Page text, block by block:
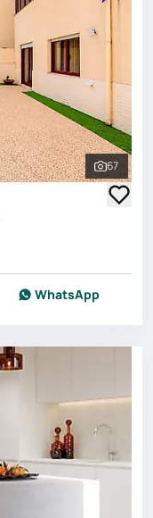
Ver
67
WhatsApp